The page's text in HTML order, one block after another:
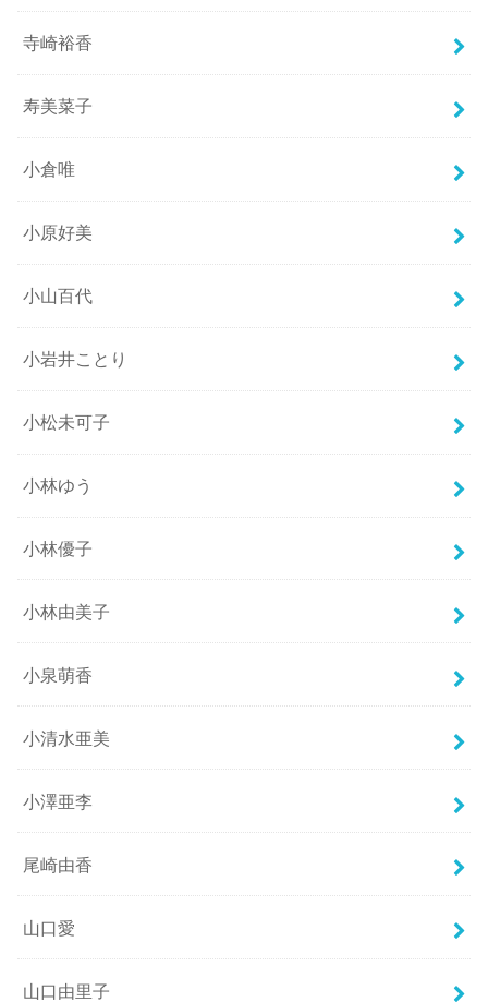
寺崎裕香
寿美菜子
小倉唯
小原好美
小山百代
小岩井ことり
小松未可子
小林ゆう
小林優子
小林由美子
小泉萌香
小清水亜美
小澤亜李
尾崎由香
山口愛
山口由里子